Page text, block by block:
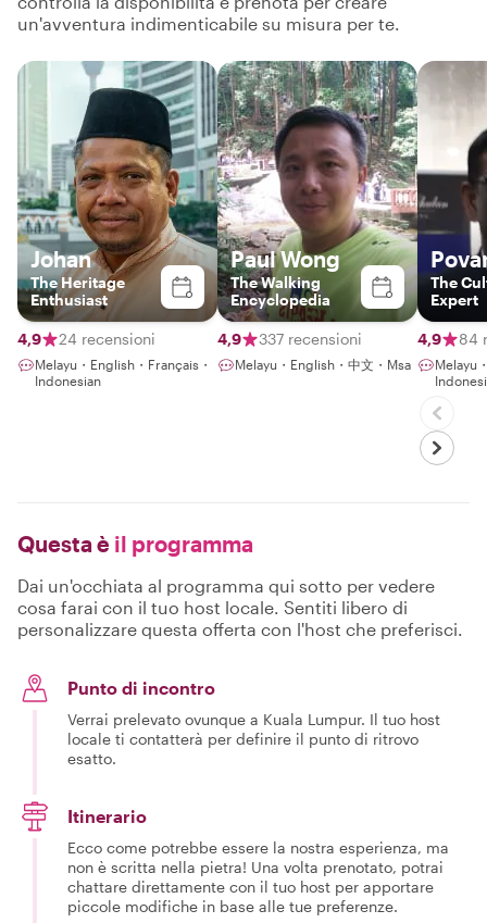
un'avventura indimenticabile su misura per te.
Johan
The Heritage
Enthusiast
4,9 24 recensioni
Melayu・English・Français・
Indonesian
Paul Wong
The Walking
Encyclopedia
4,9 337 recensioni
Melayu・English・中文・Msa
The
Expert
4,9 84
Melayu
Questa è il programma
Dai un'occhiata al programma qui sotto per vedere
cosa farai con il tuo host locale. Sentiti libero di
personalizzare questa offerta con l'host che preferisci.
Punto di incontro
Verrai prelevato ovunque a Kuala Lumpur. Il tuo host
locale ti contatterà per definire il punto di ritrovo
esatto.
Itinerario
Ecco come potrebbe essere la nostra esperienza, ma
non è scritta nella pietra! Una volta prenotato, potrai
chattare direttamente con il tuo host per apportare
piccole modifiche in base alle tue preferenze.